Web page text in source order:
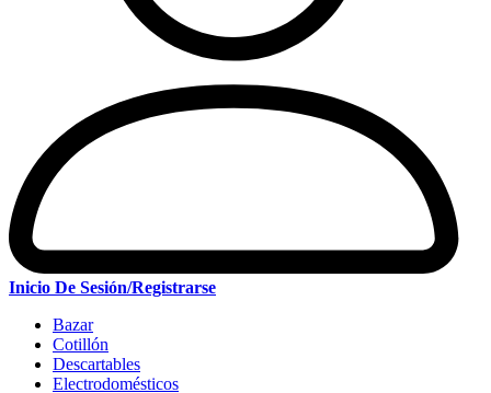
Inicio De Sesión/Registrarse
Bazar
Cotillón
Descartables
Electrodomésticos